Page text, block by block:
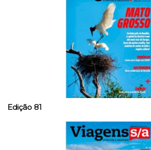
Edição 81